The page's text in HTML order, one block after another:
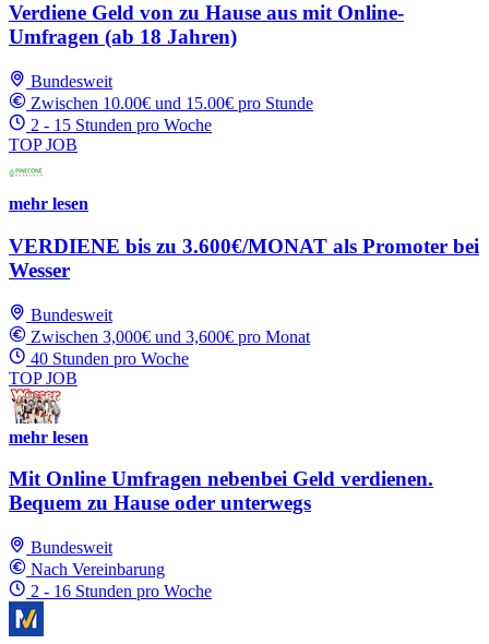
Verdiene Geld von zu Hause aus mit Online-
Umfragen (ab 18 Jahren)
Bundesweit
Zwischen 10.00€ und 15.00€ pro Stunde
2 - 15 Stunden pro Woche
TOP JOB
mehr lesen
VERDIENE bis zu 3.600€/MONAT als Promoter bei
Wesser
Bundesweit
Zwischen 3,000€ und 3,600€ pro Monat
40 Stunden pro Woche
TOP JOB
mehr lesen
Mit Online Umfragen nebenbei Geld verdienen.
Bequem zu Hause oder unterwegs
Bundesweit
Nach Vereinbarung
2 - 16 Stunden pro Woche